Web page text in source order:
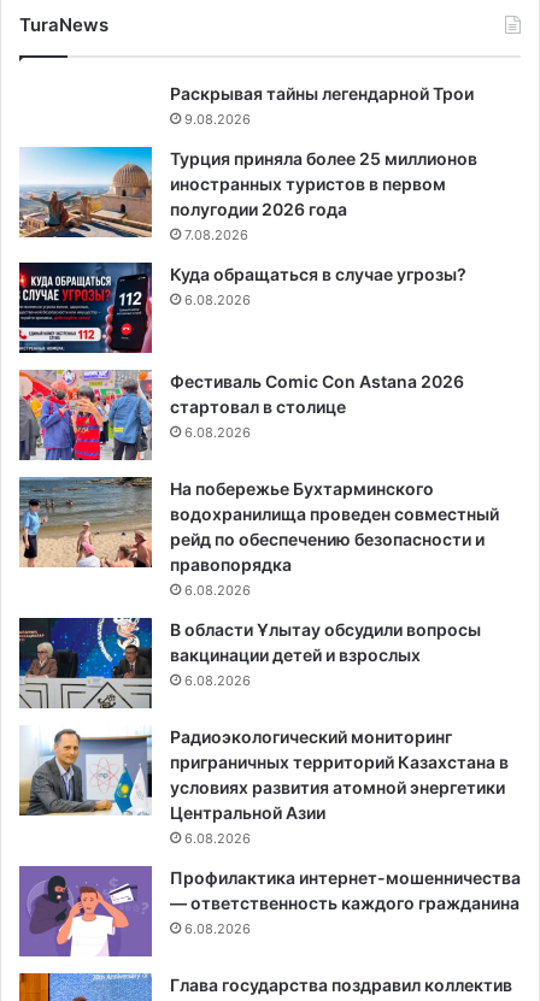
TuraNews
Раскрывая тайны легендарной Трои
9.08.2026
Турция приняла более 25 миллионов
иностранных туристов в первом
полугодии 2026 года
7.08.2026
Куда обращаться в случае угрозы?
6.08.2026
Фестиваль Comic Con Astana 2026
стартовал в столице
6.08.2026
На побережье Бухтарминского
водохранилища проведен совместный
рейд по обеспечению безопасности и
правопорядка
6.08.2026
В области Ұлытау обсудили вопросы
вакцинации детей и взрослых
6.08.2026
Радиоэкологический мониторинг
приграничных территорий Казахстана в
условиях развития атомной энергетики
Центральной Азии
6.08.2026
Профилактика интернет-мошенничества
— ответственность каждого гражданина
6.08.2026
Глава государства поздравил коллектив